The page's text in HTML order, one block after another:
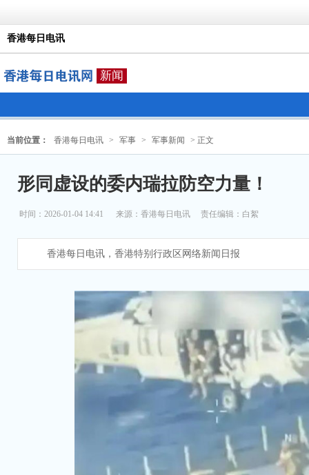
香港每日电讯
新闻
当前位置： 香港每日电讯 > 军事 > 军事新闻 > 正文
形同虚设的委内瑞拉防空力量！
时间：2026-01-04 14:41 来源： 香港每日电讯 责任编辑：白絮
香港每日电讯，香港特别行政区网络新闻日报